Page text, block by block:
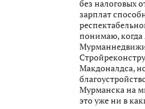
без налоговых
зарплат
понимаю, когда
Макдоналдса,
Мурманска на
это уже ни в